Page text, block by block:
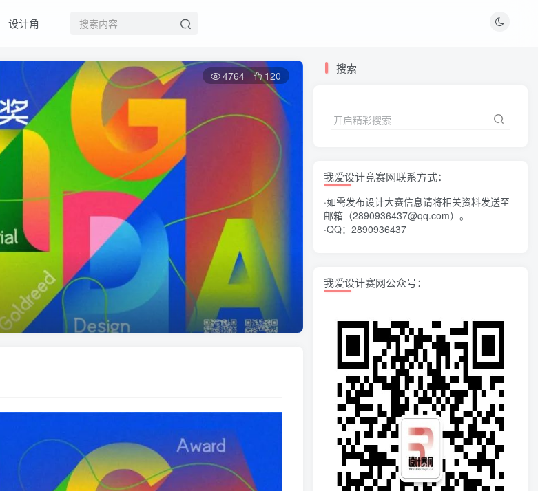
设计角
4764 120
搜索
开启精彩搜索
我爱设计竞赛网联系方式：
·如需发布设计大赛信息请将相关资料发送至
邮箱（2890936437@qq.com）。
·QQ：2890936437
我爱设计赛网公众号：